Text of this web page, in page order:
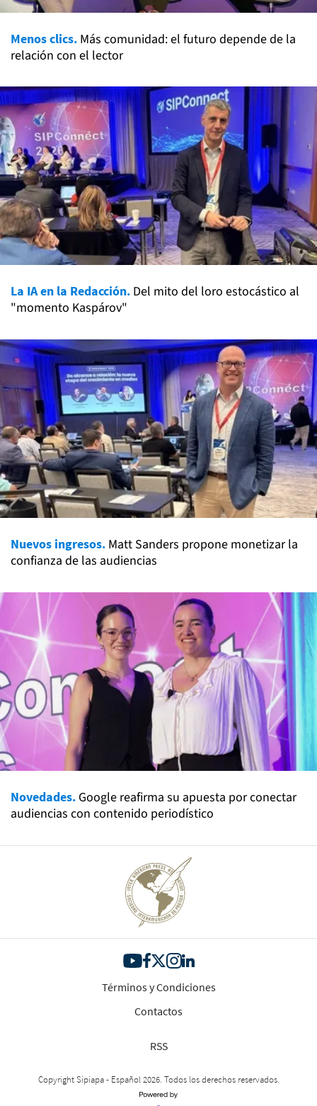
Menos clics. Más comunidad: el futuro depende de la
relación con el lector
La IA en la Redacción. Del mito del loro estocástico al
"momento Kaspárov"
Nuevos ingresos. Matt Sanders propone monetizar la
confianza de las audiencias
Novedades. Google reafirma su apuesta por conectar
audiencias con contenido periodístico
Términos y Condiciones
Contactos
RSS
Copyright Sipiapa - Español 2026. Todos los derechos reservados.